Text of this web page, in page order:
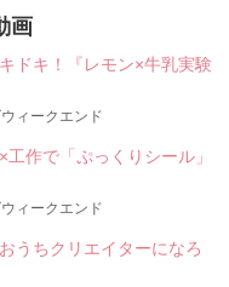
ブーム」は巻き起こ
いっぱい！！
保護者のみなさま、い
者で、YouTubeなどで
、6月も「算数が楽しく
いますよ！
画
ドキ！『レモン×牛乳実験
ィークエンド
作で「ぷっくりシール」
ィークエンド
うちクリエイターになろ